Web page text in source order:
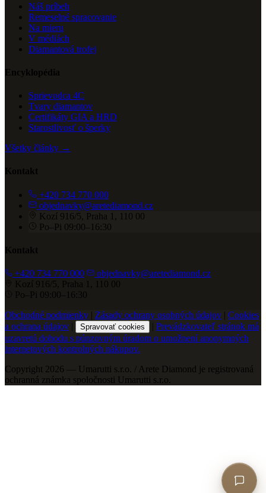
Náš príbeh
Remeselné spracovanie
Na mieru
V médiách
Diamantová trofej
Encyklopédia
Sprievodca 4C
Tvary diamantov
Certifikáty GIA a HRD
Starostlivosť o šperky
Všetky články →
Kontakt
+420 734 770 000
objednavky@aretediamond.cz
Kozí 916/5, Praha 1, 110 00
Po–Pi 09:00–16:30
Kontakt
+420 734 770 000
objednavky@aretediamond.cz
Kozí 916/5, Praha 1, 110 00
Po–Pi 09:00–16:30
Obchodné podmienky | Zásady ochrany osobných údajov | Cookies
a ochrana údajov | Spravovať cookies | Prevádzkovateľ stránok má
uzavretú dohodu s púnzovným úradom o umožnení anonymných
internetových kontrolných nákupov.
Copyright 2026 — Umarutti s.r.o. / Arete Diamond je registrovaná
ochranná známka spoločnosti Umarutti s.r.o.